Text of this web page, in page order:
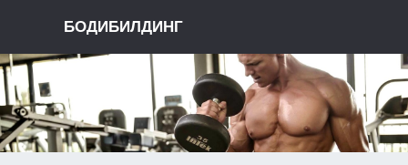
БОДИБИЛДИНГ